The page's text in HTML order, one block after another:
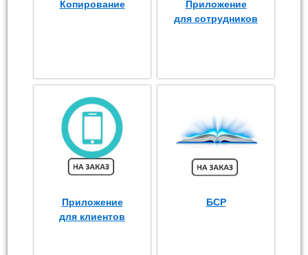
Копирование
Приложение
для сотрудников
Приложение
для клиентов
БСР